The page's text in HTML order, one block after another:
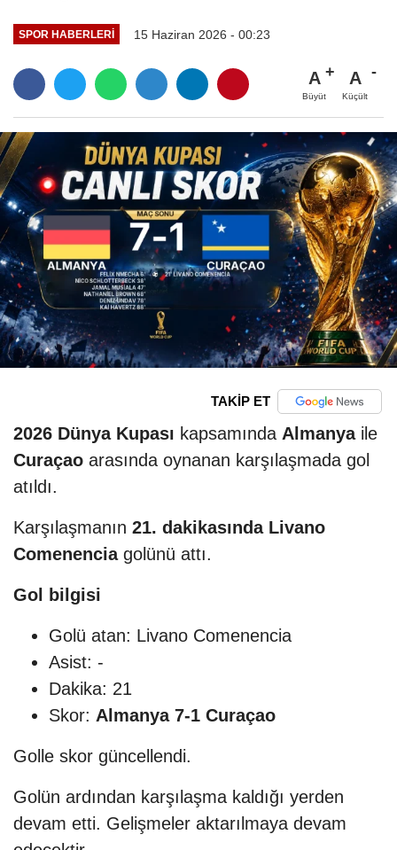
SPOR HABERLERI 15 Haziran 2026 - 00:23
A
Büyüt
A
Küçült
TAKİP ET
2026 Dünya Kupası kapsamında Almanyaile
Curaçao arasında oynanan karşılaşmada gol
atıldı.
Karşılaşmanın 21. dakikasında Livano
Comenenciagolünü attı.
Gol bilgisi
Golü atan: Livano Comenencia
Asist: -
Dakika: 21
Skor: Almanya 7-1 Curaçao
Golle skor güncellendi.
Golün ardından karşılaşma kaldığı yerden
devam etti. Gelişmeler aktarılmaya devam